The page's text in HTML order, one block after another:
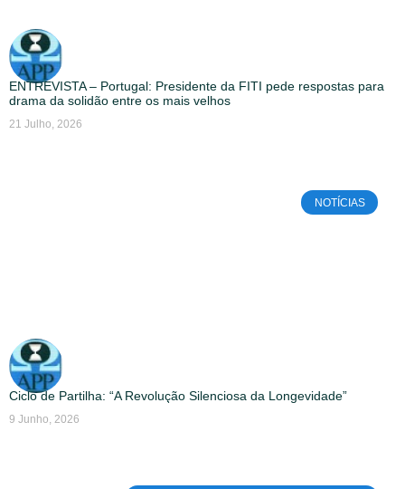
ENTREVISTA – Portugal: Presidente da FITI pede respostas para
drama da solidão entre os mais velhos
21 Julho, 2026
NOTÍCIAS
Ciclo de Partilha: “A Revolução Silenciosa da Longevidade”
9 Junho, 2026